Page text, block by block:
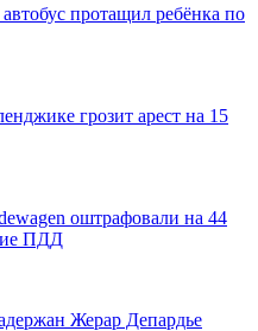
протащил ребёнка по
грозит арест на 15
оштрафовали на 44
ПДД
Жерар Депардье